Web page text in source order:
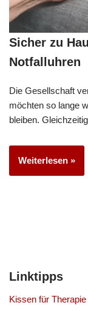
Sicher zu
Notfalluhren
Die Gesellschaft
möchten so lange
bleiben.
Weiterlesen »
Linktipps
Kissen für